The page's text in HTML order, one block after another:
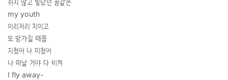
my youth
이리저리 치이고
또 망가질 때쯤
지쳤어 나 미쳤어
나 떠날 거야 다 비켜
I fly away-